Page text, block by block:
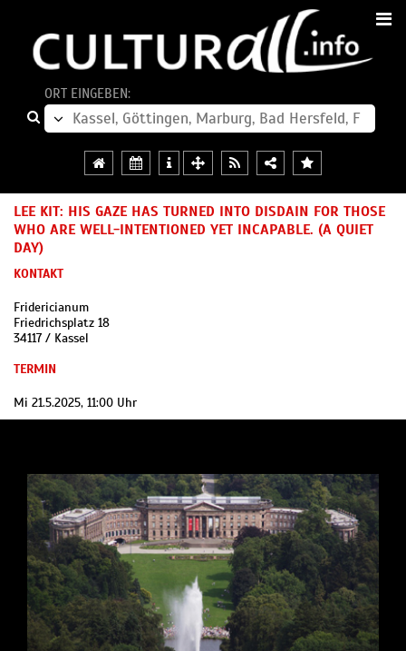
ORT EINGEBEN:
LEE KIT: HIS GAZE HAS TURNED INTO DISDAIN FOR THOSE
WHO ARE WELL-INTENTIONED YET INCAPABLE. (A QUIET
DAY)
KONTAKT
Fridericianum
Friedrichsplatz 18
34117 / Kassel
TERMIN
Mi 21.5.2025, 11:00 Uhr